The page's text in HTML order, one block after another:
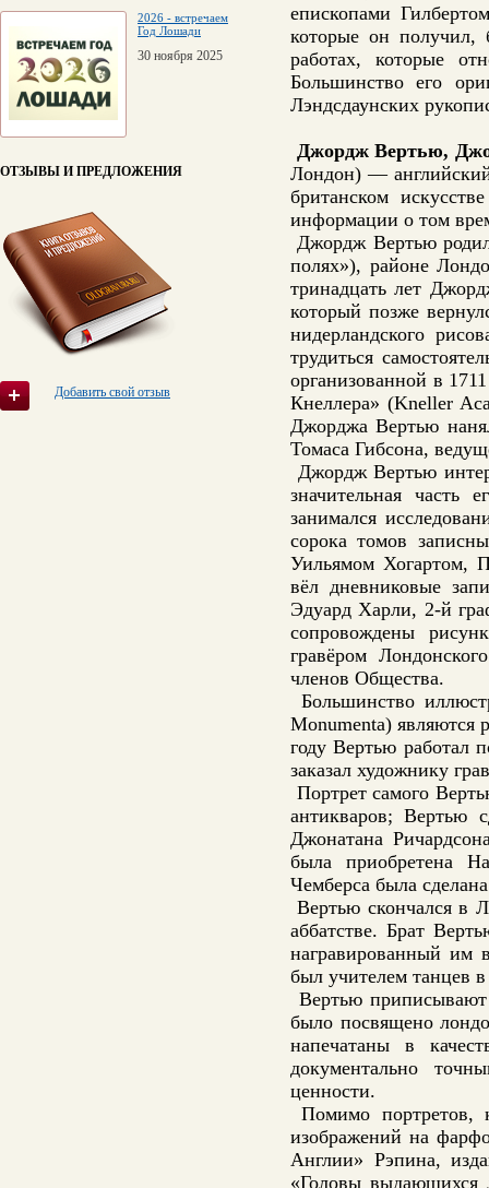
2026 - встречаем
Год Лошади
30 ноября 2025
ОТЗЫВЫ И ПРЕДЛОЖЕНИЯ
Добавить свой отзыв
епископами
которые он получил,
работах, которые
Большинство его
Лэндсдаунских
Джордж Вертью,
Лондон) —
британском
информации о том
Джордж Вертью
полях»), районе
тринадцать лет
который позже
нидерландского
трудиться
организованной в
Кнеллера» (Kneller
Джорджа Вертью
Томаса Гибсона,
Джордж Вертью
значительная
занимался
сорока томов
Уильямом Хогартом,
вёл дневниковые
Эдуард Харли, 2-й
сопровождены
гравёром
членов Общества.
Большинство
Monumenta) являются
году Вертью работал
заказал художнику
Портрет самого
антикваров; Вертью
Джонатана
была приобретена
Чемберса была
Вертью скончался в
аббатстве. Брат
награвированный им
был учителем танцев
Вертью приписывают
было посвящено
напечатаны в
документально
ценности.
Помимо портретов,
изображений на
Англии» Рэпина,
«Головы выдающихся